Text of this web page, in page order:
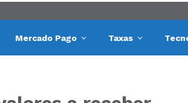
Mercado Pago Taxas